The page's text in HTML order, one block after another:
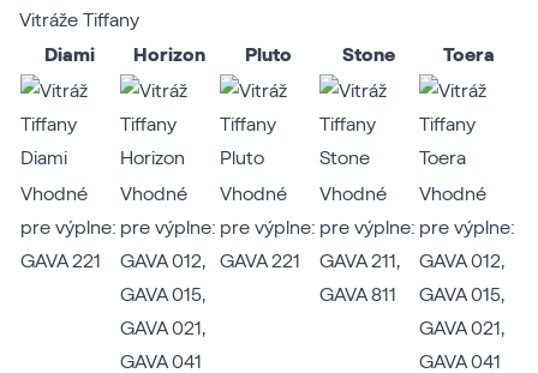
Vitráže Tiffany
Diami
Horizon Pluto Stone Toera
Vhodné
pre výplne:
GAVA 221
Vhodné
pre výplne:
GAVA 012,
GAVA 015,
GAVA 021 ,
GAVA 041
Vhodné
pre výplne:
GAVA 221
Vhodné
pre výplne:
GAVA 211 ,
GAVA 811
Vhodné
pre výplne:
GAVA 012,
GAVA 015,
GAVA 021 ,
GAVA 041